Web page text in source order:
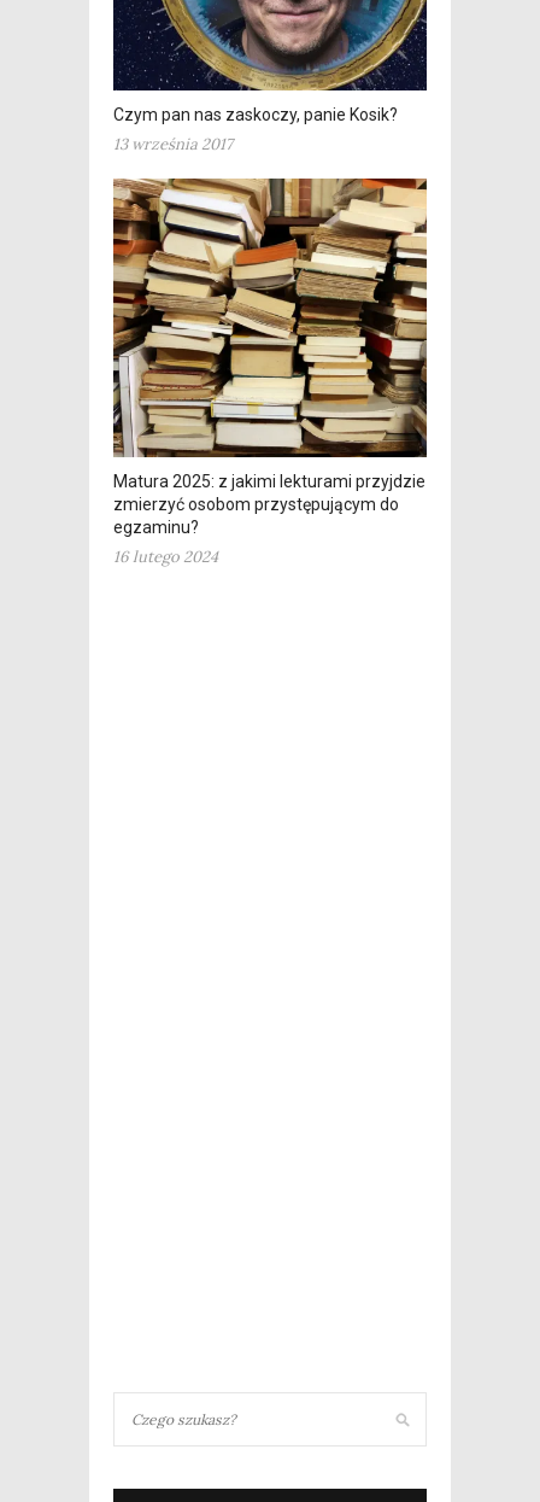
Czym pan nas zaskoczy, panie Kosik?
13 września 2017
Matura 2025: z jakimi lekturami przyjdzie się
zmierzyć osobom przystępującym do
egzaminu?
16 lutego 2024